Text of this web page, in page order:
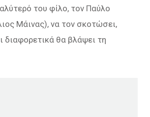
του φίλο, τον Παύλο
Μάινας), να τον σκοτώσει,
διαφορετικά θα βλάψει τη